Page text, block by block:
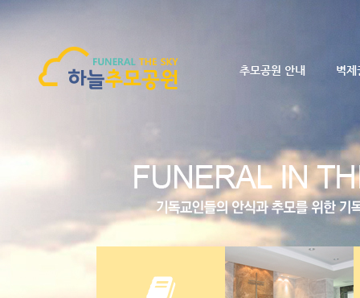
추모공원 안내 벽제